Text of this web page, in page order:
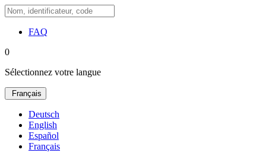
FAQ
0
Sélectionnez votre langue
Français
Deutsch
English
Español
Français